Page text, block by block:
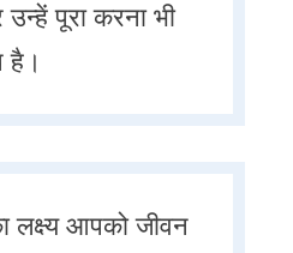
पूरा करना भी
है।
लक्ष्य आपको जीवन